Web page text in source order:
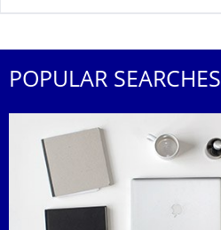
POPULAR SEARCHES